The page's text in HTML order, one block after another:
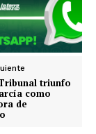
León
triunfo
como
de